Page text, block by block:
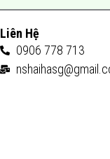
Liên Hệ
0906 778 713